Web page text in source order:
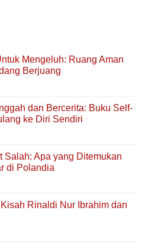
Mengeluh: Ruang Aman
Berjuang
dan Bercerita: Buku Self-
ke Diri Sendiri
Salah: Apa yang Ditemukan
di Polandia
Rinaldi Nur Ibrahim dan